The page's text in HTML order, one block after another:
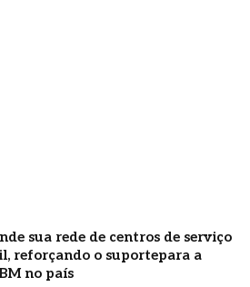
sua rede de centros de serviço
reforçando o suportepara a
no país